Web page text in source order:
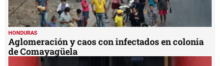
HONDURAS
Aglomeración y caos con infectados en colonia
de Comayagüela